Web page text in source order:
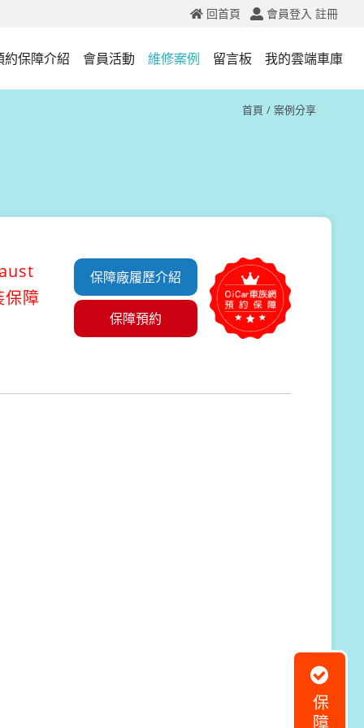
會員登入 註冊
回首頁
約保障介紹 會員活動 維修案例 留言板 我的雲端車庫
首頁 案例分享
障
保障廠履歷介紹
保障預約